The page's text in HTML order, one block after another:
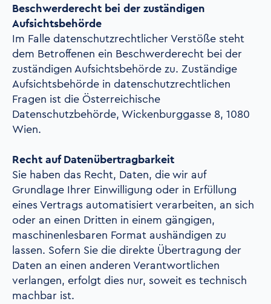
Beschwerderecht bei der zuständigen
Aufsichtsbehörde
Im Falle datenschutzrechtlicher Verstöße steht
dem Betroffenen ein Beschwerderecht bei der
zuständigen Aufsichtsbehörde zu. Zuständige
Aufsichtsbehörde in datenschutzrechtlichen
Fragen ist die Österreichische
Datenschutzbehörde, Wickenburggasse 8, 1080
Wien.
Recht auf Datenübertragbarkeit
Sie haben das Recht, Daten, die wir auf
Grundlage Ihrer Einwilligung oder in Erfüllung
eines Vertrags automatisiert verarbeiten, an sich
oder an einen Dritten in einem gängigen,
maschinenlesbaren Format aushändigen zu
lassen. Sofern Sie die direkte Übertragung der
Daten an einen anderen Verantwortlichen
verlangen, erfolgt dies nur, soweit es technisch
machbar ist.